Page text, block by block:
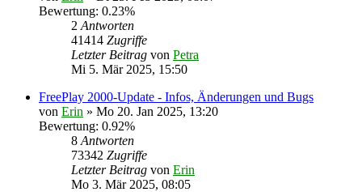
Bewertung: 0.23%
2 Antworten
41414 Zugriffe
Letzter Beitrag von Petra
Mi 5. Mär 2025, 15:50
FreePlay 2000-Update - Infos, Änderungen und Bugs
von Erin » Mo 20. Jan 2025, 13:20
Bewertung: 0.92%
8 Antworten
73342 Zugriffe
Letzter Beitrag von Erin
Mo 3. Mär 2025, 08:05